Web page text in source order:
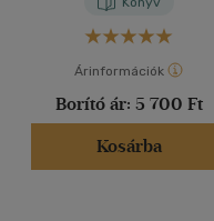
Árinformációk
Borító ár: 5 700 Ft
Kosárba